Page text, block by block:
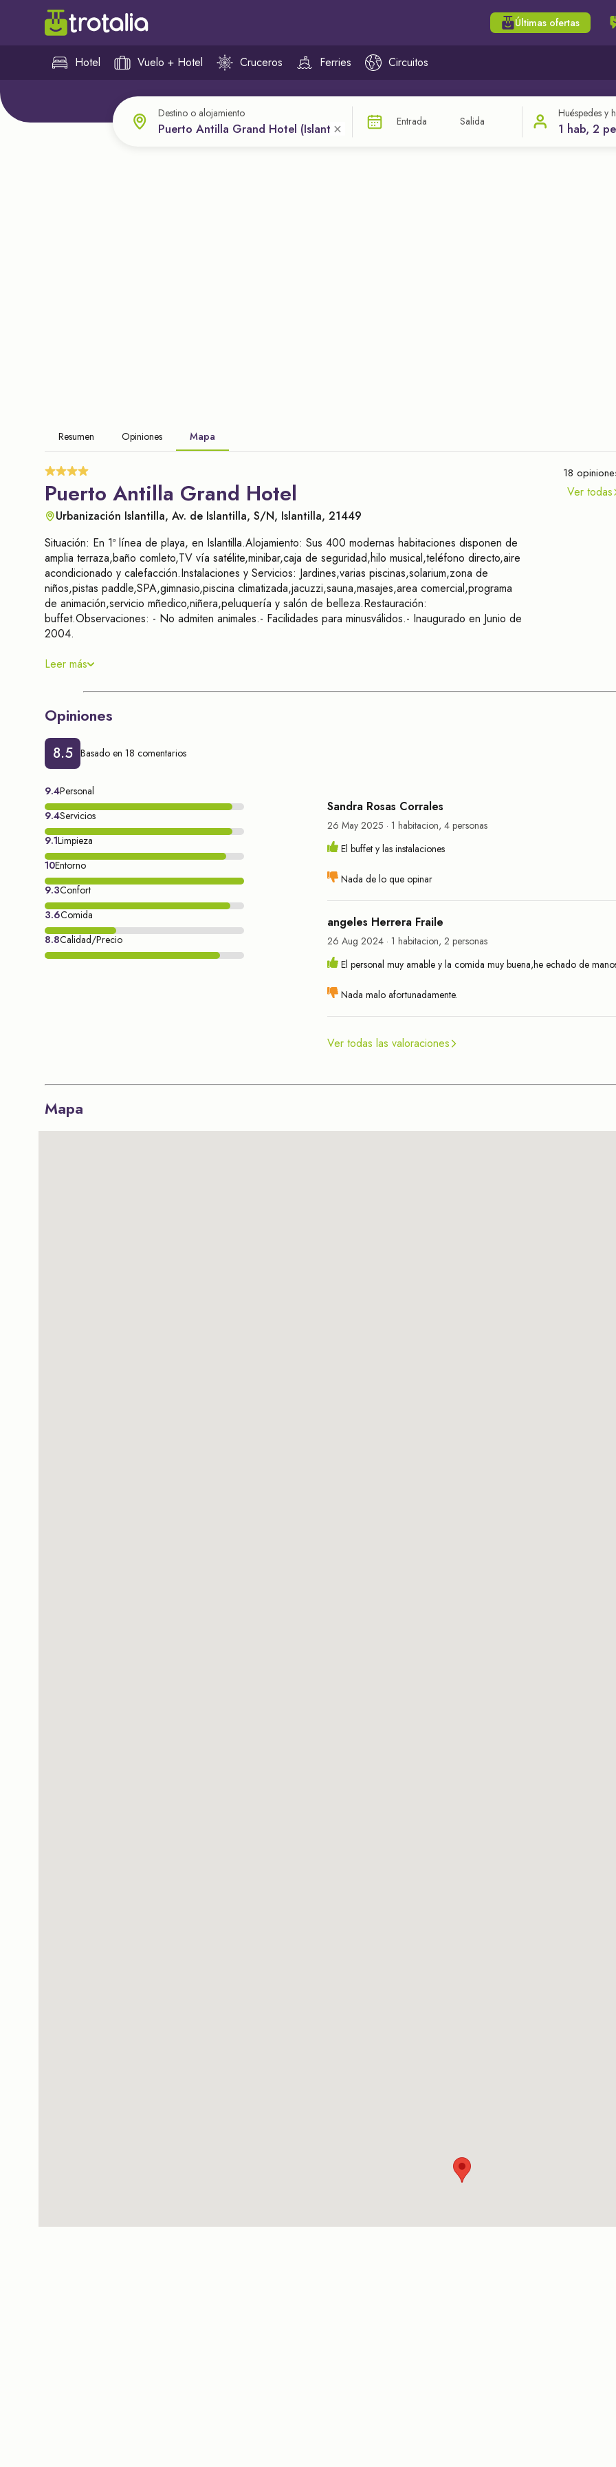
Últimas ofertas
Hotel Vuelo + Hotel Cruceros Ferries Circuitos
Destino o alojamiento
× Entrada Salida
Huéspedes y
1 hab, 2
Resumen Opiniones Mapa
Puerto Antilla Grand Hotel
Urbanización Islantilla, Av. de Islantilla, S/N, Islantilla, 21449
Situación: En 1ª línea de playa, en Islantilla.Alojamiento: Sus 400 modernas habitaciones disponen de
amplia terraza,baño comleto,TV vía satélite,minibar,caja de seguridad,hilo musical,teléfono directo,aire
acondicionado y calefacción.Instalaciones y Servicios: Jardines,varias piscinas,solarium,zona de
niños,pistas paddle,SPA,gimnasio,piscina climatizada,jacuzzi,sauna,masajes,area comercial,programa
de animación,servicio mñedico,niñera,peluquería y salón de belleza.Restauración:
buffet.Observaciones: - No admiten animales.- Facilidades para minusválidos.- Inaugurado en Junio de
2004.
Leer más
18
Ver todas
Opiniones
8.5 Basado en 18 comentarios
9.4Personal
9.4Servicios
9.1Limpieza
10Entorno
9.3Confort
3.6Comida
8.8Calidad/Precio
Sandra Rosas Corrales
26 May 2025 · 1 habitacion, 4 personas
El buffet y las instalaciones
Nada de lo que opinar
angeles Herrera Fraile
26 Aug 2024 · 1 habitacion, 2 personas
El personal muy amable y la comida muy buena,he echado de
Nada malo afortunadamente.
Ver todas las valoraciones
Mapa